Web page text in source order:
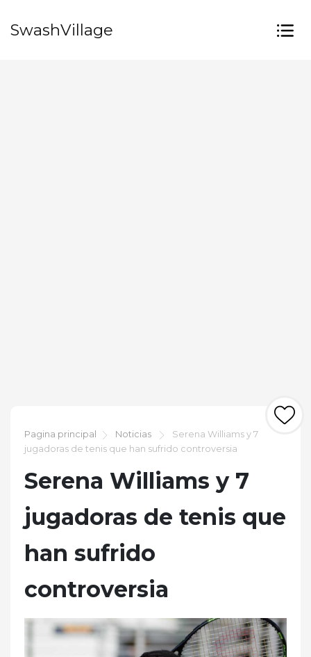
SwashVillage
Pagina principal Noticias
Serena Williams y 7
jugadoras de tenis que han sufrido controversia
Serena Williams y 7
jugadoras de tenis que
han sufrido
controversia